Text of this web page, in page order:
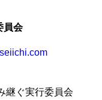
員会
継ぐ実行委員会